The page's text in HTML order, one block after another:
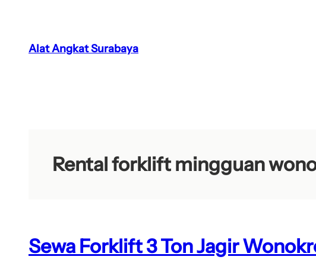
kontenAlat Angkat Surabaya
Rental forklift mingguan
Sewa Forklift 3 Ton Jagir